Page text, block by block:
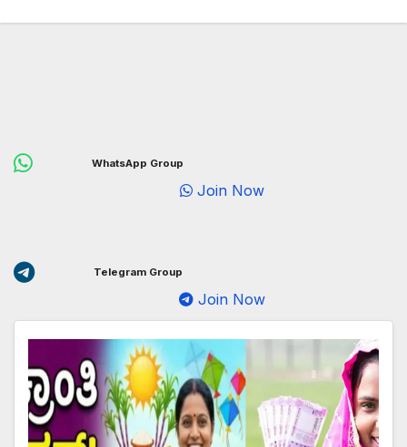
WhatsApp Group
Join Now
Telegram Group
Join Now